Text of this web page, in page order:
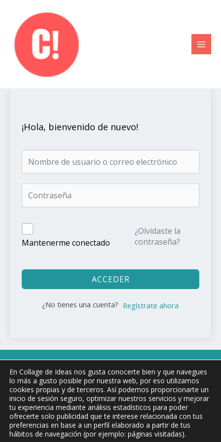
contenido
¡Hola, bienvenido de nuevo!
Mantenerme conectado
¿Olvidaste la
contraseña?
ACCEDER
¿No tienes una cuenta? Regístrate ahora
Aviso Legal y condiciones de uso
Política de privacidad
Política de Cookies
En Collage de Ideas nos gusta conocerte bien y que navegues
lo más a gusto posible por nuestra web, por eso utilizamos
cookies propias y de terceros. Así podemos proporcionarte un
inicio de sesión seguro, optimizar nuestros servicios y mejorar
tu experiencia mediante análisis estadísticos para poder
ofrecerte solo publicidad que te interese relacionada con tus
preferencias en base a un perfil elaborado a partir de tus
hábitos de navegación (por ejemplo: páginas visitadas).